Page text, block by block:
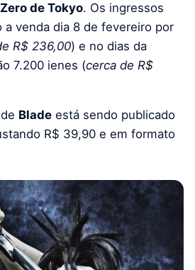
de Tokyo. Os ingressos
a venda dia 8 de fevereiro por
R$ 236,00) e no dias da
7.200 ienes (cerca de R$
Blade está sendo publicado
R$ 39,90 e em formato